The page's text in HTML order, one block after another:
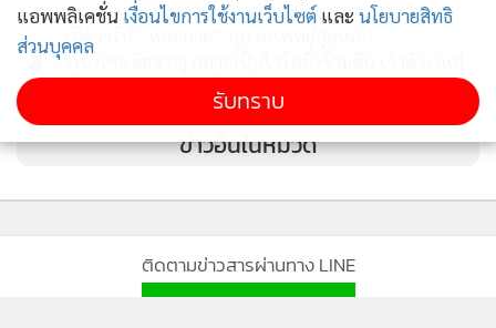
4
รพ.วิเศษชัยชาญ กลายเป็นไวรัลชั่วข้ามคืน เจ้าตัวงงแต่
ดีใจ ชวนดูแลลูกห่างไกลโรคระบาด
ข่าวอื่นในหมวด
ติดตามข่าวสารผ่านทาง LINE
แอพพลิเคชั่น เงื่อนไขการใช้งานเว็บไซต์ และ นโยบายสิทธิ
ส่วนบุคคล
รับทราบ